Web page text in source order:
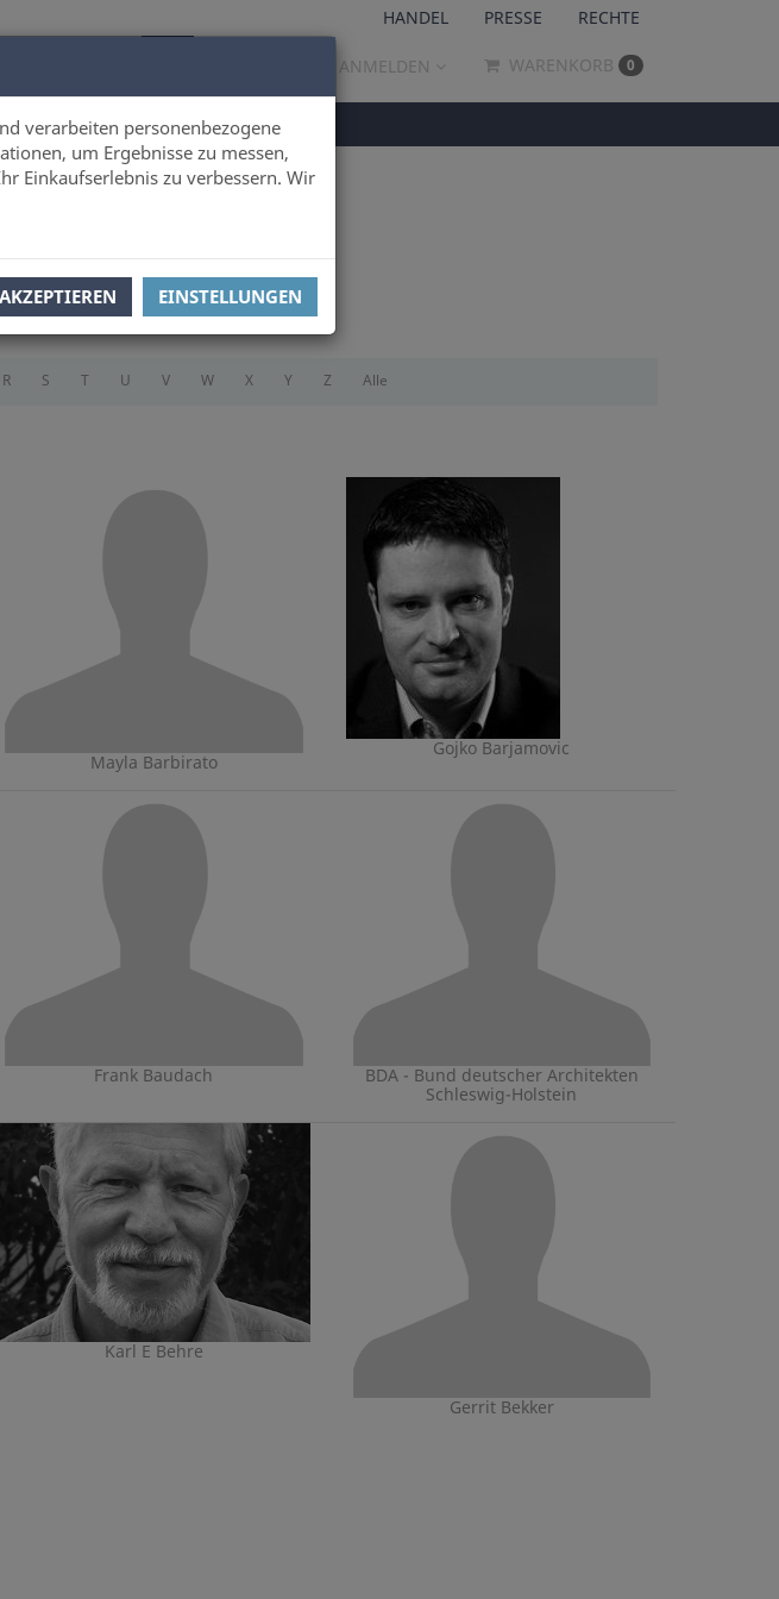
verarbeiten personenbezogene
um Ergebnisse zu messen,
Einkaufserlebnis zu verbessern. Wir
EINSTELLUNGEN
HANDEL PRESSE RECHTE
ANMELDEN WARENKORB 0
R S T U V W X Y Z Alle
Mayla Barbirato
Gojko Barjamovic
Frank Baudach
BDA - Bund deutscher Architekten
Schleswig-Holstein
Karl E Behre
Gerrit Bekker